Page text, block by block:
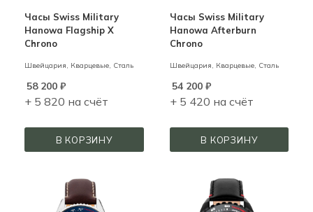
Часы Swiss Military
Hanowa Flagship X
Chrono
Швейцария, Кварцевые, Сталь
58 200 ₽
+ 5 820 на счёт
В КОРЗИНУ
Часы Swiss Military
Hanowa Afterburn
Chrono
Швейцария, Кварцевые, Сталь
54 200₽
+ 5 420 на счёт
В КОРЗИНУ